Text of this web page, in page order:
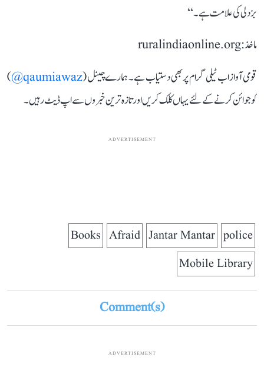
بزدلی کی علامت ہے۔‘‘
ماخذ: ruralindiaonline.org
قومی آواز اب ٹیلی گرام پر بھی دستیاب ہے۔ ہمارے چینل (qaumiawaz@
)
کو جوائن کرنے کے لئے یہاں کلک کریں اور تازہ ترین خبروں سے اپ ڈیٹ رہیں۔
ADVERTISEMENT
police
Jantar Mantar
Afraid
Books
Mobile Library
Comment(s)
ADVERTISEMENT